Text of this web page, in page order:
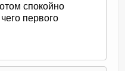
спокойно
первого